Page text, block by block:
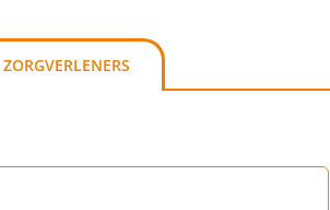
ZORGVERLENERS